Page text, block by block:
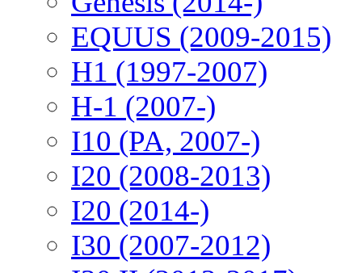
EQUUS (2009-2015)
H1 (1997-2007)
H-1 (2007-)
I10 (PA, 2007-)
I20 (2008-2013)
I20 (2014-)
I30 (2007-2012)